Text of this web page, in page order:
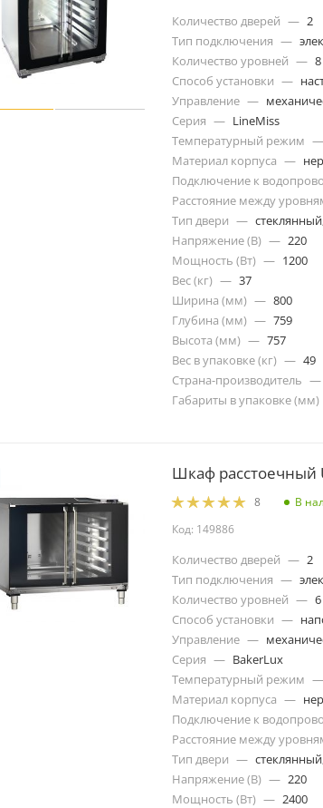
Количество дверей — 2
Тип подключения —
Количество уровней — 8
Способ установки —
Управление —
Серия — LineMiss
Температурный режим —
Материал корпуса —
Подключение к
Расстояние между
Тип двери —
Напряжение (В) — 220
Мощность (Вт) — 1200
Вес (кг) — 37
Ширина (мм) — 800
Глубина (мм) — 759
Высота (мм) — 757
Вес в упаковке (кг) — 49
Страна-производитель —
Габариты в упаковке (мм)
Шкаф расстоечный
8
В
Код: 149886
Количество дверей — 2
Тип подключения —
Количество уровней — 6
Способ установки —
Управление —
Серия — BakerLux
Температурный режим —
Материал корпуса —
Подключение к
Расстояние между
Тип двери —
Напряжение (В) — 220
Мощность (Вт) — 2400